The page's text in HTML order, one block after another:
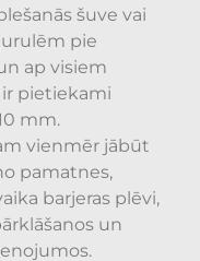
šuve vai
pie
ap visiem
pietiekami
mm.
vienmēr jābūt
pamatnes,
barjeras plēvi,
un